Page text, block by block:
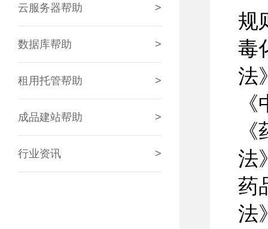
>
云服务器帮助
>
数据库帮助
>
租用托管帮助
>
成品建站帮助
>
行业资讯
规
毒
法
法
药
法